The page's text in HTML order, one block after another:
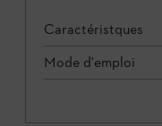
Caractéristques
Mode d'emploi